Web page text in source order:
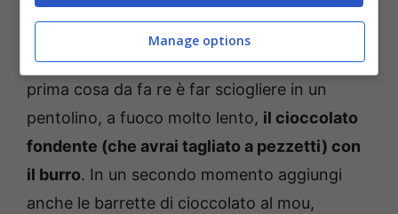
Il procedimento è davvero semplicissimo e ti
obbligherà a stare ai fornelli molto poco. La
prima cosa da fa re è far sciogliere in un
pentolino, a fuoco molto lento, il cioccolato
fondente (che avrai tagliato a pezzetti) con
il burro. In un secondo momento aggiungi
anche le barrette di cioccolato al mou,
Manage options